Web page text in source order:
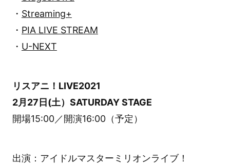
・ Streaming+
・ PIA LIVE STREAM
・ U-NEXT
リスアニ！LIVE2021
2月27日(土）SATURDAY STAGE
開場15:00／開演16:00（予定）
出演：アイドルマスターミリオンライブ！